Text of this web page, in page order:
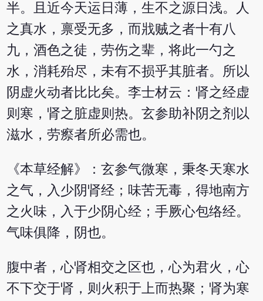
半。且近今天运日薄，生不之源日浅。人
之真水，禀受无多，而戕贼之者十有八
九，酒色之徒，劳伤之辈，将此一勺之
水，消耗殆尽，未有不损乎其脏者。所以
阴虚火动者比比矣。李士材云：肾之经虚
则寒，肾之脏虚则热。玄参助补阴之剂以
滋水，劳瘵者所必需也。
《本草经解》：玄参气微寒，秉冬天寒水
之气，入少阴肾经；味苦无毒，得地南方
之火味，入于少阴心经；手厥心包络经。
气味俱降，阴也。
腹中者，心肾相交之区也，心为君火，心
不下交于肾，则火积于上而热聚；肾为寒